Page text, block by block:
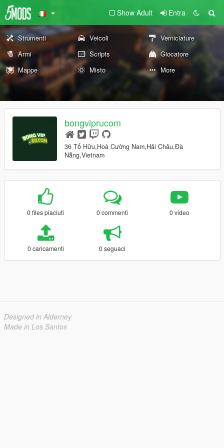
Show Adult Entra
Strumenti Veicoli
Verniciature
Armi
Scripts
Giocatore
Mappe
Misto More
bongviprucom
36 Tố Hữu,Hoà Cường Nam,Hải Châu,Đà
Nẵng,Vietnam
0 files piaciuti 0 commenti 0 video
0 caricamenti 0 seguaci
Designed in Alderney
Made in Los Santos